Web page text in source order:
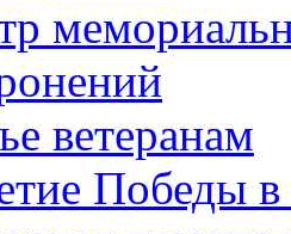
ветеранам
Победы